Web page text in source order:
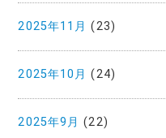
2025年11月 (23)
2025年10月 (24)
2025年9月 (22)